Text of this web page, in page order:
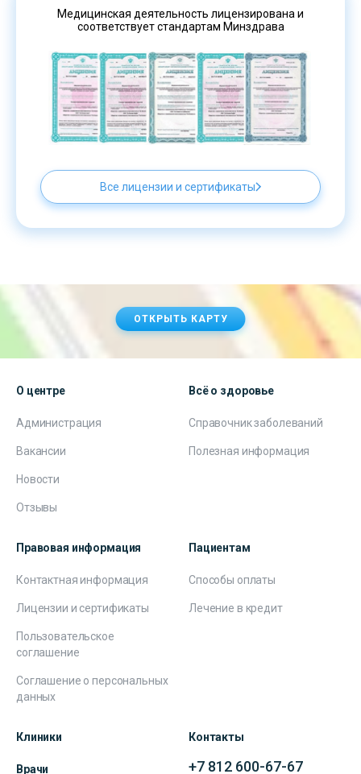
Медицинская деятельность лицензирована и
соответствует стандартам Минздрава
Все лицензии и сертификаты
ОТКРЫТЬ КАРТУ
О центре
Администрация
Вакансии
Новости
Отзывы
Всё о здоровье
Справочник заболеваний
Полезная информация
Правовая информация
Контактная информация
Лицензии и сертификаты
Пользовательское
соглашение
Соглашение о персональных
данных
Пациентам
Способы оплаты
Лечение в кредит
Клиники
Врачи
Контакты
+7 812 600-67-67